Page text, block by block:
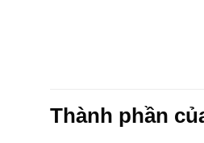
Thành phần